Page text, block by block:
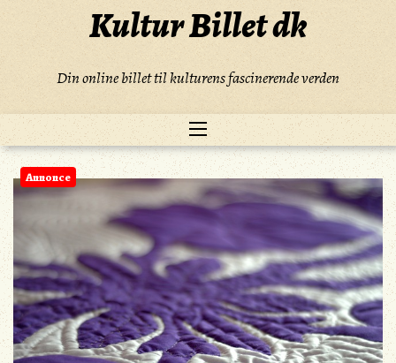
Kultur Billet dk
Din online billet til kulturens fascinerende verden
Annonce